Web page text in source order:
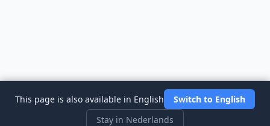
This page is also available in English
Switch to English
Stay in Nederlands